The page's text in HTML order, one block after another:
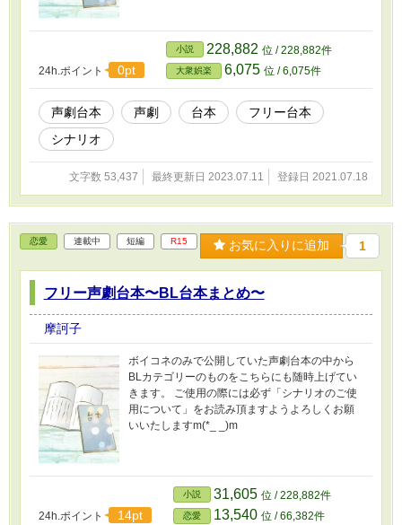
24h.ポイント 0pt
小説 228,882 位 / 228,882件
大衆娯楽 6,075 位 / 6,075件
声劇台本 声劇 台本
フリー台本
シナリオ
文字数 53,437 最終更新日 2023.07.11 登録日 2021.07.18
恋愛 連載中 短編 R15 お気に入りに追加 1
フリー声劇台本〜BL台本まとめ〜
摩訶子
ボイコネのみで公開していた声劇台本の中から
BLカテゴリーのものをこちらにも随時上げてい
きます。 ご使用の際には必ず「シナリオのご使
用について」をお読み頂ますようよろしくお願
いいたしますm(*_ _)m
24h.ポイント 14pt
小説 31,605 位 / 228,882件
恋愛 13,540 位 / 66,382件